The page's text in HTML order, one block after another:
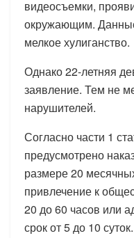
видеосъемки,
окружающим.
мелкое хулиганство.
Однако 22-летняя
заявление. Тем не
нарушителей.
Согласно части 1
предусмотрено
размере 20
привлечение к
20 до 60 часов или
срок от 5 до 10 суток.